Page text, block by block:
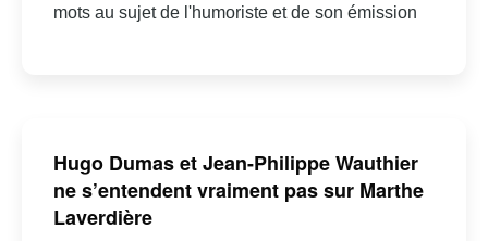
mots au sujet de l'humoriste et de son émission
Hugo Dumas et Jean-Philippe Wauthier
ne s’entendent vraiment pas sur Marthe
Laverdière